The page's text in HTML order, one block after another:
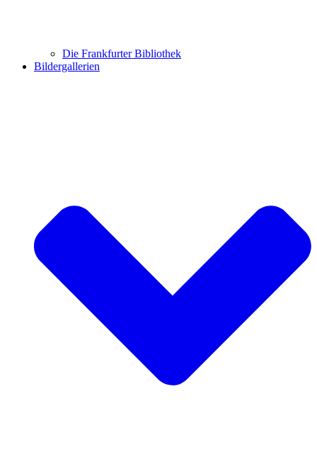
Die Frankfurter Bibliothek
Bildergallerien